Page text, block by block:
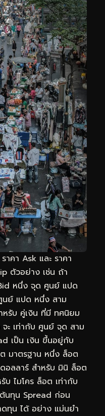
าคา Ask และ ราคา
ตัวอย่าง เช่น ถ้า
หนึ่ง จุด ศูนย์ แปด
ย์ แปด หนึ่ง สาม
หรับ คู่เงิน ที่มี ทศนิยม
ะ เท่ากับ ศูนย์ จุด สาม
เป็น เงิน ขึ้นอยู่กับ
มาตรฐาน หนึ่ง ล็อต
อลลาร์ สำหรับ มินิ ล็อต
บ ไมโคร ล็อต เท่ากับ
นทุน Spread ก่อน
ทุน ได้ อย่าง แม่นยำ